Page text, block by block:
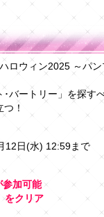
ロウィン2025 ～パ
バートリー」を探す
！
12日(水) 12:59まで
参加可能
をクリア